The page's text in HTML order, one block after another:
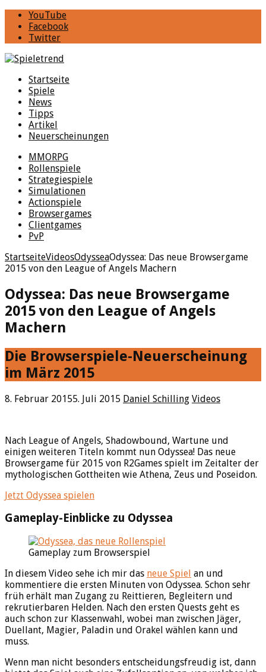
YouTube
Facebook
Twitter
Startseite
Spiele
News
Tipps
Artikel
Neuerscheinungen
MMORPG
Rollenspiele
Strategiespiele
Simulationen
Actionspiele
Browsergames
Clientgames
PvP
StartseiteVideosOdysseaOdyssea: Das neue Browsergame
2015 von den League of Angels Machern
Odyssea: Das neue Browsergame
2015 von den League of Angels
Machern
Die Browserspiele-Neuerscheinung
im März 2015
8. Februar 20155. Juli 2015 Daniel Schilling Videos
Nach League of Angels, Shadowbound, Wartune und
einigen weiteren Titeln kommt nun Odyssea! Das neue
Browsergame für 2015 von R2Games spielt im Zeitalter der
mythologischen Gottheiten wie Athena, Zeus und Poseidon.
Jetzt Odyssea spielen
Gameplay-Einblicke zu Odyssea
Gameplay zum Browserspiel
In diesem Video sehe ich mir das neue Spiel an und
kommentiere die ersten Minuten von Odyssea. Schon sehr
früh erhält man Zugang zu Reittieren, Begleitern und
rekrutierbaren Helden. Nach den ersten Quests geht es
auch schon zur Klassenwahl, wobei man zwischen Jäger,
Duellant, Magier, Paladin und Orakel wählen kann und
muss.
Wenn man nicht besonders entscheidungsfreudig ist, dann